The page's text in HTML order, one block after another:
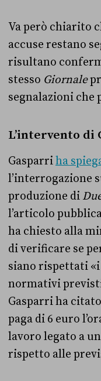
Va però chiarito
accuse restano
risultano
stesso Giornale
segnalazioni che
L’intervento di
Gasparriha
l’interrogazione
produzione di
l’articolo
ha chiesto alla
di verificare se
siano rispettati
normativi
Gasparri ha
paga di 6 euro
lavoro legato a
rispetto alle